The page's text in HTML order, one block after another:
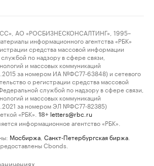
АО «РОСБИЗНЕСКОНСАЛТИНГ», 1995–
информационного агентства «РБК»
средства массовой информации
по надзору в сфере связи,
и массовых коммуникаций
за номером ИА №ФС77-63848) и сетевого
о регистрации средства массовой
службой по надзору в сфере связи,
и массовых коммуникаций
за номером ЭЛ №ФС77-82385)
«РБК».
18+ letters@rbc.ru
информационное агентство «РБК».
Мосбиржа Санкт-Петербургская биржа
Cbonds.